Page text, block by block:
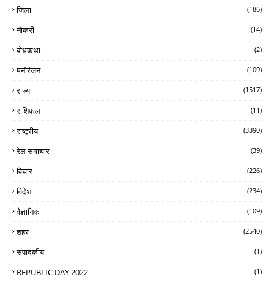
जिला (186)
नौकरी (14)
बोधकथा (2)
मनोरंजन (109)
राज्य (1517)
राशिफल (11)
राष्ट्रीय (3390)
रेल समाचार (39)
विचार (226)
विदेश (234)
वैज्ञानिक (109)
शहर (2540)
संपादकीय (1)
REPUBLIC DAY 2022 (1)